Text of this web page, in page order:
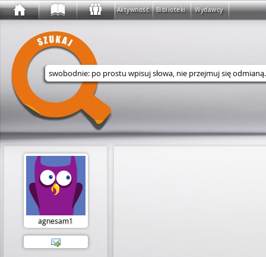
Aktywność Biblioteki Wydawcy
Wyszukaj w serwisie
agnesam1